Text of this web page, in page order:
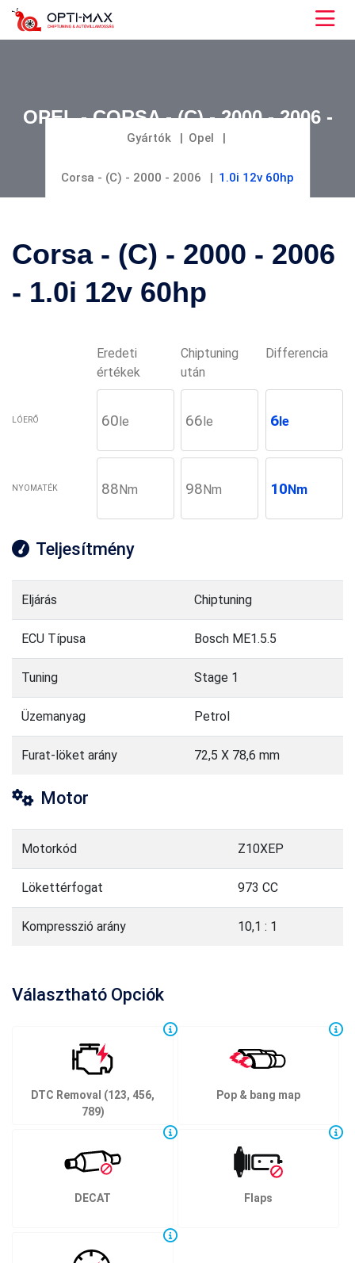
OPEL - CORSA - (C) - 2000 - 2006 -
1.0I 12V 60HP
Gyártók Opel
Corsa - (C) - 2000 - 2006 1.0i 12v 60hp
Corsa - (C) - 2000 - 2006
- 1.0i 12v 60hp
Eredeti
értékek
Chiptuning
után
Differencia
LÓERŐ 60le 66le 6le
NYOMATÉK 88Nm 98Nm 10Nm
Teljesítmény
Eljárás Chiptuning
ECU Típusa Bosch ME1.5.5
Tuning Stage 1
Üzemanyag Petrol
Furat-löket arány 72,5 X 78,6 mm
Motor
Motorkód Z10XEP
Lökettérfogat 973 CC
Kompresszió arány 10,1 : 1
Választható Opciók
DTC Removal (123, 456,
789)
Pop & bang map
DECAT Flaps